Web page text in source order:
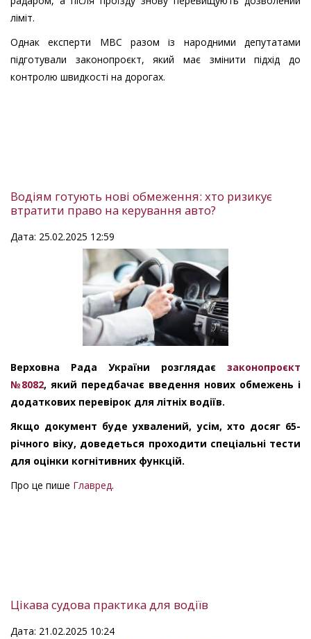
ліміт.
Однак експерти МВС разом із народними депутатами
підготували законопроєкт, який має змінити підхід до
контролю швидкості на дорогах.
Водіям готують нові обмеження: хто ризикує
втратити право на керування авто?
Дата: 25.02.2025 12:59
Верховна Рада України розглядає законопроєкт
№8082, який передбачає введення нових обмежень і
додаткових перевірок для літніх водіїв.
Якщо документ буде ухвалений, усім, хто досяг 65-
річного віку, доведеться проходити спеціальні тести
для оцінки когнітивних функцій.
Про це пише Главред.
Цікава судова практика для водіїв
Дата: 21.02.2025 10:24